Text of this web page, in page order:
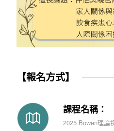
【報名方式】
課程名稱：
2025 Bowen理論